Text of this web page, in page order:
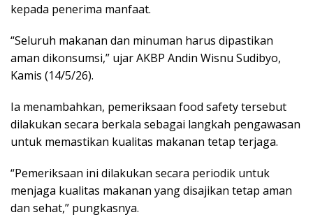
kepada penerima manfaat.
“Seluruh makanan dan minuman harus dipastikan
aman dikonsumsi,” ujar AKBP Andin Wisnu Sudibyo,
Kamis (14/5/26).
Ia menambahkan, pemeriksaan food safety tersebut
dilakukan secara berkala sebagai langkah pengawasan
untuk memastikan kualitas makanan tetap terjaga.
“Pemeriksaan ini dilakukan secara periodik untuk
menjaga kualitas makanan yang disajikan tetap aman
dan sehat,” pungkasnya.